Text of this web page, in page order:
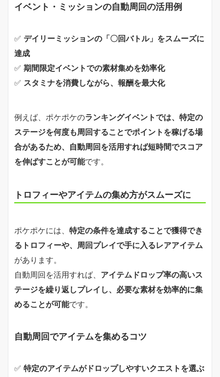
イベント・ミッションの自動周回の活用例
✅ デイリーミッションの「〇回バトル」をスムーズに
達成
✅ 期間限定イベントでの素材集めを効率化
✅ スタミナを消費しながら、報酬を最大化
例えば、ポケポケのランキングイベントでは、特定の
ステージを何度も周回することでポイントを稼げる場
合があるため、自動周回を活用すれば短時間でスコア
を伸ばすことが可能です。
トロフィーやアイテムの集め方がスムーズに
ポケポケには、 特定の条件を達成することで獲得でき
るトロフィーや、周回プレイで手に入るレアアイテム
があります。
自動周回を活用すれば、 アイテムドロップ率の高いス
テージを繰り返しプレイし、必要な素材を効率的に集
めることが可能です。
自動周回でアイテムを集めるコツ
✅ 特定のアイテムがドロップしやすいクエストを選ぶ